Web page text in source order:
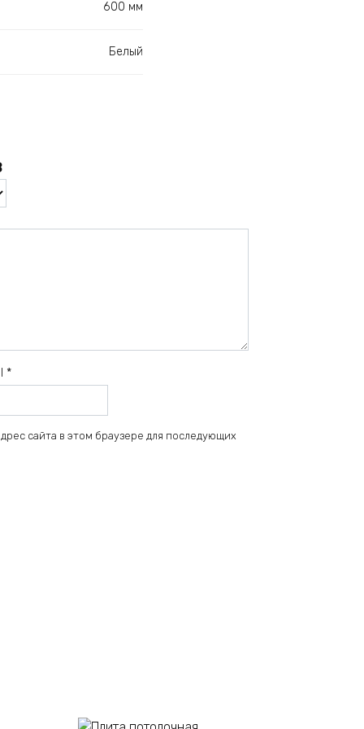
600 мм
Белый
*
сайта в этом браузере для последующих